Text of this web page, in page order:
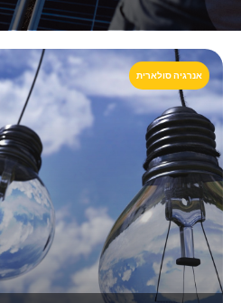
אנרגיה סולארית